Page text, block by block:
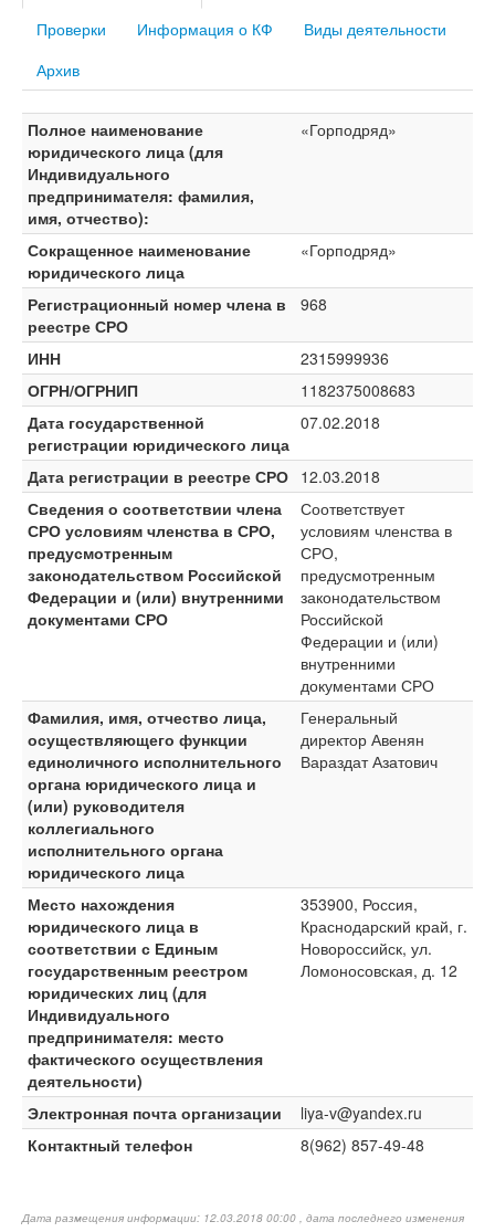
Проверки
Информация о КФ
Виды деятельности
Архив
Полное наименование
юридического лица (для
Индивидуального
предпринимателя: фамилия,
имя, отчество):
«Горподряд»
Сокращенное наименование
юридического лица
«Горподряд»
Регистрационный номер члена в
реестре СРО
968
ИНН
2315999936
ОГРН/ОГРНИП
1182375008683
Дата государственной
регистрации юридического лица
07.02.2018
Дата регистрации в реестре СРО 12.03.2018
Сведения о соответствии члена
СРО условиям членства в СРО,
предусмотренным
законодательством Российской
Федерации и (или) внутренними
документами СРО
Соответствует
условиям членства в
СРО,
предусмотренным
законодательством
Российской
Федерации и (или)
внутренними
документами СРО
Фамилия, имя, отчество лица,
осуществляющего функции
единоличного исполнительного
органа юридического лица и
(или) руководителя
коллегиального
исполнительного органа
юридического лица
Генеральный
директор Авенян
Вараздат Азатович
Место нахождения
юридического лица в
соответствии с Единым
государственным реестром
юридических лиц (для
Индивидуального
предпринимателя: место
фактического осуществления
деятельности)
353900, Россия,
Краснодарский край, г.
Новороссийск, ул.
Ломоносовская, д. 12
Электронная почта организации
liya-v@yandex.ru
Контактный телефон
8(962) 857-49-48
Дата размещения информации: 12.03.2018 00:00 , дата последнего изменения